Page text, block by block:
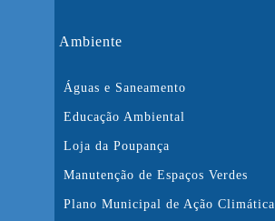
Ambiente
Águas e Saneamento
Educação Ambiental
Loja da Poupança
Manutenção de Espaços Verdes
Plano Municipal de Ação Climática